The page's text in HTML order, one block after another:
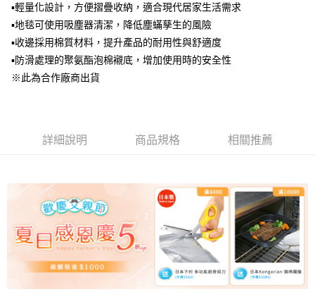
醒簡訊。
2.透過簡訊連結打開帳單後，可選擇「超商條碼／台灣大直營門市／銀行轉
帳／街口支付／iPASS MONEY」等通路繳費。
【注意事項】
1.本服務係由「台灣大哥大股份有限公司」（以下簡稱本公司）所提供，讓
用戶於交易時，得透過本服務購買商品或服務，並由商店將買賣／分期付款
由本公司與您本人進行分期帳單所需資料之確認、核對及更正。
3.完整用戶服務條款，請詳閱以下連結：https://oppay.tw/userRule
▪輕量化設計，方便摺疊收納，適合現代居家生活需求
▪地毯可使用吸塵器清潔，降低塵蟎孳生的風險
▪收邊採用棉質材料，提升產品的耐用性與舒適度
▪防滑處理的聚氨酯泡棉襯底，增加使用時的安全性
※此為合作廠商出貨
詳細說明 商品規格 相關推薦